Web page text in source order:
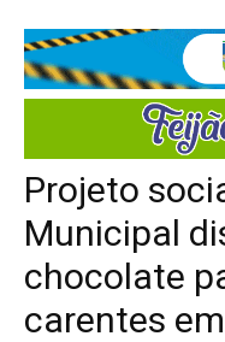
Projeto
Municipal
chocolate
carentes